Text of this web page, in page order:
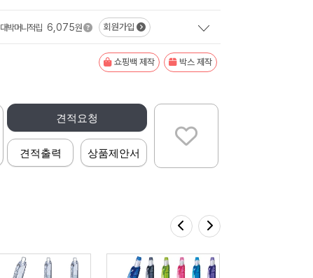
대박머니적립 6,075원 회원가입
쇼핑백 제작 박스 제작
견적요청
견적출력 상품제안서